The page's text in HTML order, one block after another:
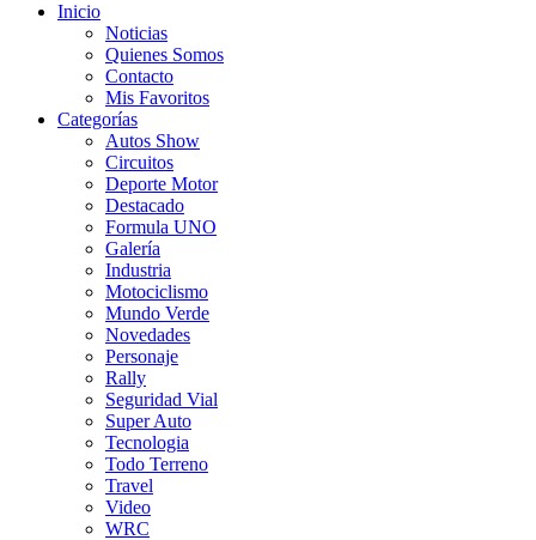
Inicio
Noticias
Quienes Somos
Contacto
Mis Favoritos
Categorías
Autos Show
Circuitos
Deporte Motor
Destacado
Formula UNO
Galería
Industria
Motociclismo
Mundo Verde
Novedades
Personaje
Rally
Seguridad Vial
Super Auto
Tecnologia
Todo Terreno
Travel
Video
WRC